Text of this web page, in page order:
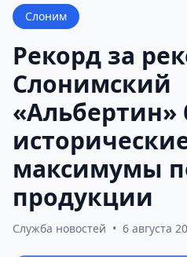
Слоним
Рекорд за
Слонимский
«Альбертин»
максимумы
продукции
Служба новостей • 6 августа